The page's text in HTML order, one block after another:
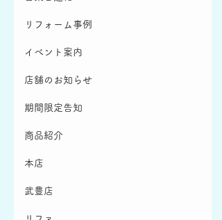
リフォーム事例
イベント案内
店舗のお知らせ
期間限定告知
商品紹介
本店
武豊店